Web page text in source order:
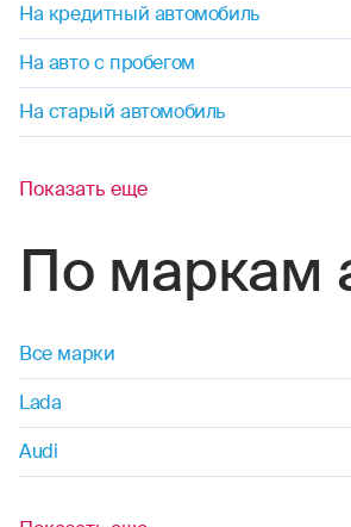
На кредитный автомобиль
На авто с пробегом
На старый автомобиль
Показать еще
По маркам
Все марки
Lada
Audi